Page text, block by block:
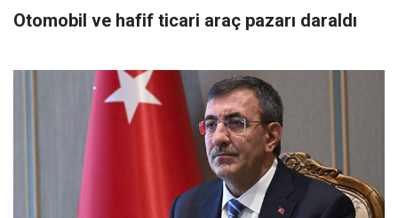
Otomobil ve hafif ticari araç pazarı daraldı